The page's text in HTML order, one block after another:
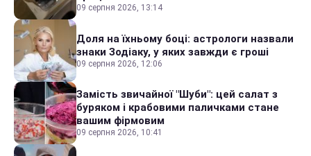
09 серпня 2026, 13:14
Доля на їхньому боці: астрологи назвали
знаки Зодіаку, у яких завжди є гроші
09 серпня 2026, 12:06
Замість звичайної "Шуби": цей салат з
буряком і крабовими паличками стане
вашим фірмовим
09 серпня 2026, 10:41